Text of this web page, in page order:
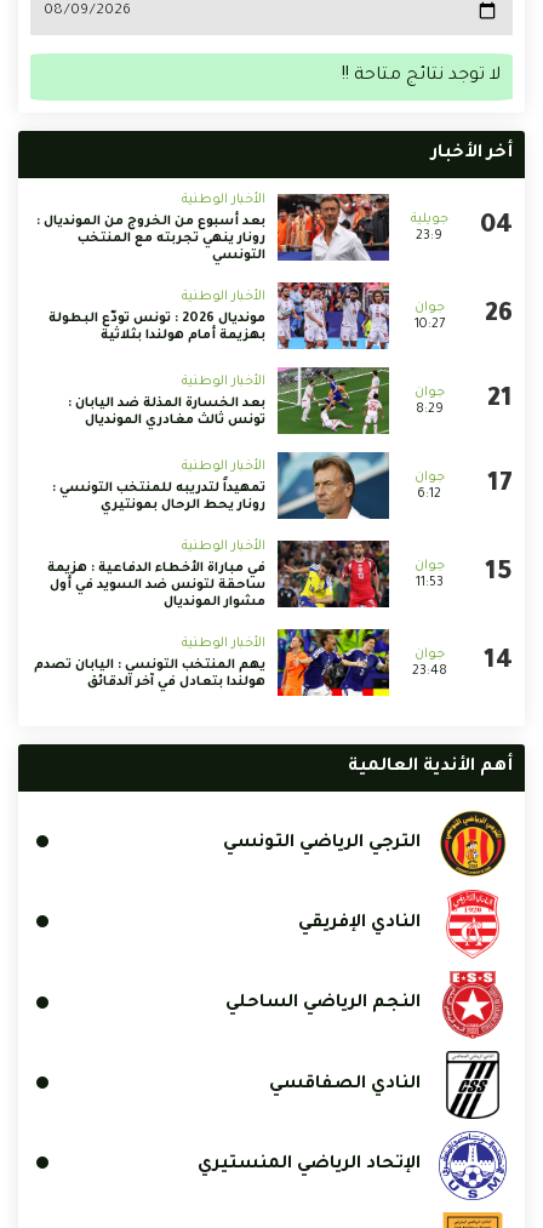
لا توجد نتائج متاحة !!
أخر الأخبار
23:9
الأخبار الوطنية
بعد أسبوع من الخروج من المونديال :
رونار ينهي تجربته مع المنتخب
التونسي
10:27
الأخبار الوطنية
مونديال 2026 : تونس تودّع البطولة
بهزيمة أمام هولندا بثلاثية
8:29
الأخبار الوطنية
بعد الخسارة المذلة ضد اليابان :
تونس ثالث مغادري المونديال
6:12
الأخبار الوطنية
تمهيداً لتدريبه للمنتخب التونسي :
رونار يحط الرحال بمونتيري
11:53
الأخبار الوطنية
في مباراة الأخطاء الدفاعية : هزيمة
ساحقة لتونس ضد السويد في أول
مشوار المونديال
23:48
الأخبار الوطنية
يهم المنتخب التونسي : اليابان تصدم
هولندا بتعادل في آخر الدقائق
أهم الأندية العالمية
الترجي الرياضي التونسي
النادي الإفريقي
النجم الرياضي الساحلي
النادي الصفاقسي
الإتحاد الرياضي المنستيري